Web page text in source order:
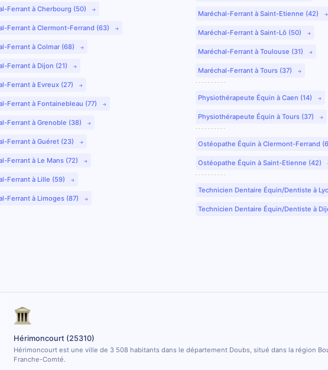
Ferrant à Cherbourg (50)
Ferrant à Clermont-Ferrand (63)
Ferrant à Colmar (68)
Ferrant à Dijon (21)
Ferrant à Evreux (27)
Ferrant à Fontainebleau (77)
Ferrant à Grenoble (38)
Ferrant à Guéret (23)
Ferrant à Le Mans (72)
Ferrant à Lille (59)
Ferrant à Limoges (87)
Maréchal-Ferrant à Saint-Etienne (42)
Maréchal-Ferrant à Saint-Lô (50)
Maréchal-Ferrant à Toulouse (31)
Maréchal-Ferrant à Tours (37)
Physiothérapeute Équin à Caen (14)
Physiothérapeute Équin à Tours (37)
Ostéopathe Équin à Clermont-Ferrand
Ostéopathe Équin à Saint-Etienne (42)
Technicien Dentaire Équin/Dentiste à
Technicien Dentaire Équin/Dentiste à
Hérimoncourt (25310)
Hérimoncourt est une ville de 3 508 habitants dans le département Doubs, situé dans la région
Franche-Comté.